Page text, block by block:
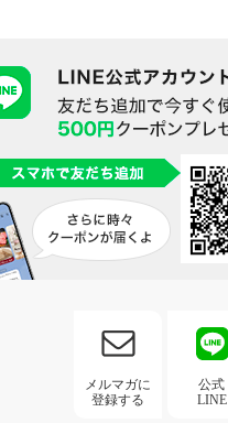
メルマガに
登録する
公式
LINE